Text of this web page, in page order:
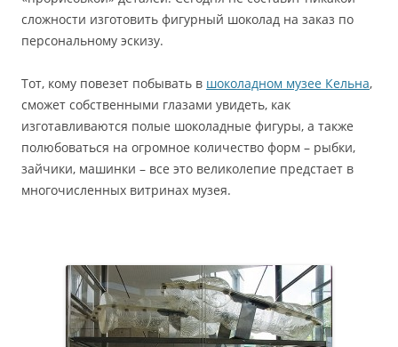
сложности изготовить фигурный шоколад на заказ по
персональному эскизу.
Тот, кому повезет побывать в шоколадном музее Кельна,
сможет собственными глазами увидеть, как
изготавливаются полые шоколадные фигуры, а также
полюбоваться на огромное количество форм – рыбки,
зайчики, машинки – все это великолепие предстает в
многочисленных витринах музея.